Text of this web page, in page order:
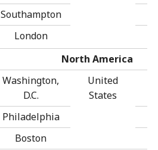
Southampton
London
North America
Washington,
D.C.
United
States
Philadelphia
Boston